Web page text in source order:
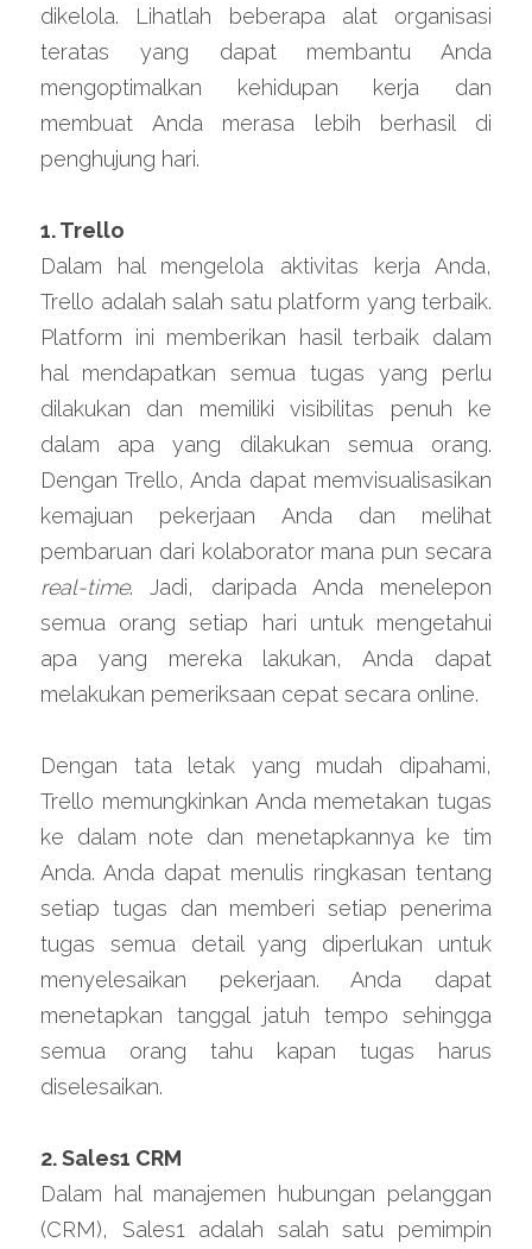
dikelola. Lihatlah beberapa alat organisasi
teratas yang dapat membantu Anda
mengoptimalkan kehidupan kerja dan
membuat Anda merasa lebih berhasil di
penghujung hari.
1. Trello
Dalam hal mengelola aktivitas kerja Anda,
Trello adalah salah satu platform yang terbaik.
Platform ini memberikan hasil terbaik dalam
hal mendapatkan semua tugas yang perlu
dilakukan dan memiliki visibilitas penuh ke
dalam apa yang dilakukan semua orang.
Dengan Trello, Anda dapat memvisualisasikan
kemajuan pekerjaan Anda dan melihat
real-time. Jadi, daripada Anda menelepon
semua orang setiap hari untuk mengetahui
apa yang mereka lakukan, Anda dapat
melakukan pemeriksaan cepat secara online.
Dengan tata letak yang mudah dipahami,
Trello memungkinkan Anda memetakan tugas
ke dalam note dan menetapkannya ke tim
Anda. Anda dapat menulis ringkasan tentang
setiap tugas dan memberi setiap penerima
tugas semua detail yang diperlukan untuk
menyelesaikan pekerjaan. Anda dapat
menetapkan tanggal jatuh tempo sehingga
semua orang tahu kapan tugas harus
diselesaikan.
2. Sales1 CRM
Dalam hal manajemen hubungan pelanggan
(CRM), Sales1 adalah salah satu pemimpin